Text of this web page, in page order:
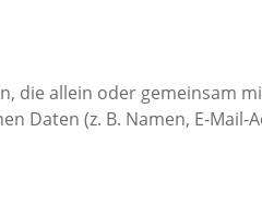
die allein oder gemeinsam
Daten (z. B. Namen, E-Mail-